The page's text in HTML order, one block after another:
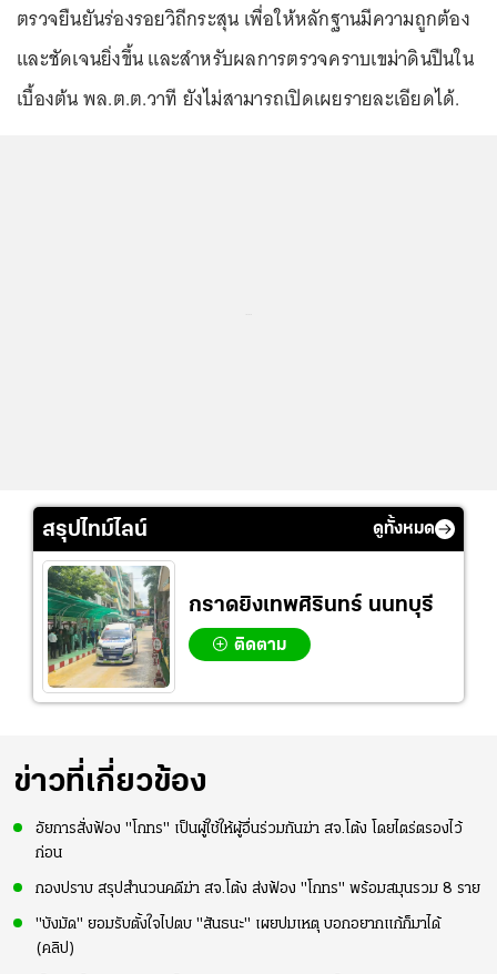
ตรวจยืนยันร่องรอยวิถีกระสุน เพื่อให้หลักฐานมีความถูกต้อง
และชัดเจนยิ่งขึ้น และสำหรับผลการตรวจคราบเขม่าดินปืนใน
เบื้องต้น พล.ต.ต.วาที ยังไม่สามารถเปิดเผยรายละเอียดได้.
สรุปไทม์ไลน์ ดูทั้งหมด
กราดยิงเทพศิรินทร์ นนทบุรี
ติดตาม
ข่าวที่เกี่ยวข้อง
อัยการสั่งฟ้อง "โกทร" เป็นผู้ใช้ให้ผู้อื่นร่วมกันฆ่า สจ.โต้ง โดยไตร่ตรองไว้
ก่อน
กองปราบ สรุปสำนวนคดีฆ่า สจ.โต้ง ส่งฟ้อง "โกทร" พร้อมสมุนรวม 8 ราย
"บังมัด" ยอมรับตั้งใจไปตบ "สันธนะ" เผยปมเหตุ บอกอยากแก้ก็มาได้
(คลิป)